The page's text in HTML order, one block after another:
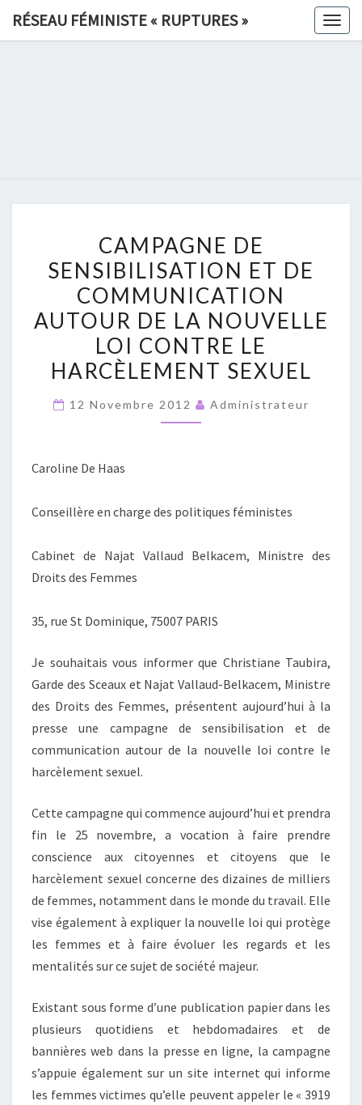
RÉSEAU FÉMINISTE « RUPTURES »
DE
SENSIBILISATION
ET
DE
COMMUNICATION
AUTOUR
DE
LA
NOUVELLE
HARCÈLEMENT
CAMPAGNE DE
SENSIBILISATION ET DE
COMMUNICATION
AUTOUR DE LA NOUVELLE
LOI CONTRE LE
HARCÈLEMENT SEXUEL
12 Novembre 2012 Administrateur
Caroline De Haas
Conseillère en charge des politiques féministes
Cabinet de Najat Vallaud Belkacem, Ministre des
Droits des Femmes
35, rue St Dominique, 75007 PARIS
Je souhaitais vous informer que Christiane Taubira,
Garde des Sceaux et Najat Vallaud-Belkacem, Ministre
des Droits des Femmes, présentent aujourd’hui à la
presse une campagne de sensibilisation et de
communication autour de la nouvelle loi contre le
harcèlement sexuel.
Cette campagne qui commence aujourd’hui et prendra
fin le 25 novembre, a vocation à faire prendre
conscience aux citoyennes et citoyens que le
harcèlement sexuel concerne des dizaines de milliers
de femmes, notamment dans le monde du travail. Elle
vise également à expliquer la nouvelle loi qui protège
les femmes et à faire évoluer les regards et les
mentalités sur ce sujet de société majeur.
Existant sous forme d’une publication papier dans les
plusieurs quotidiens et hebdomadaires et de
bannières web dans la presse en ligne, la campagne
s’appuie également sur un site internet qui informe
les femmes victimes qu’elle peuvent appeler le « 3919